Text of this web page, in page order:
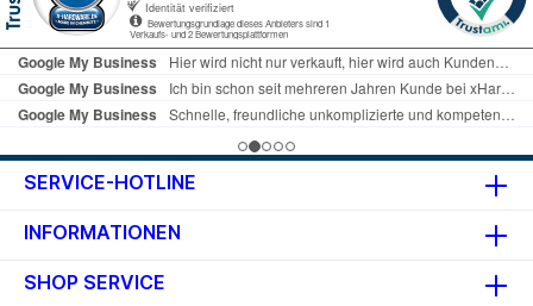
SERVICE-HOTLINE
INFORMATIONEN
SHOP SERVICE